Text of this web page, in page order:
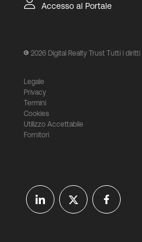
Accesso al Portale
2026 Digital Realty Trust Tutti i
Legale
Privacy
Termini
Cookies
Utilizzo Accettabile
Fornitori